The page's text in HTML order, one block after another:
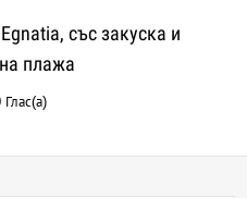
със закуска и
плажа
Глас(а)